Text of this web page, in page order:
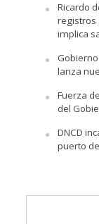
Ricardo
registros
implica
lanza
Fuerza
del
DNCD
puerto